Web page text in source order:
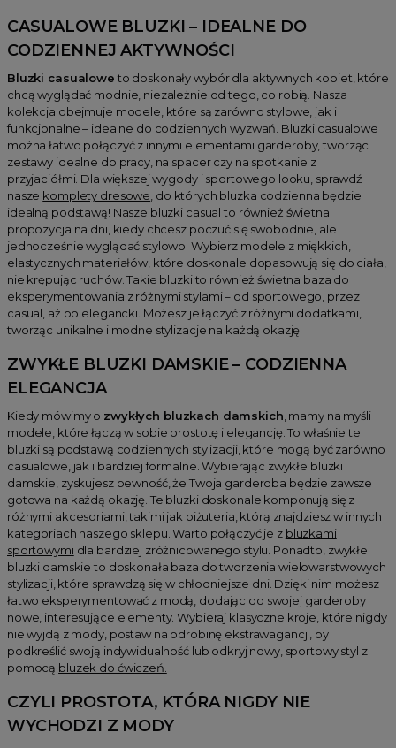
CASUALOWE BLUZKI – IDEALNE DO
CODZIENNEJ AKTYWNOŚCI
Bluzki casualowe to doskonały wybór dla aktywnych kobiet, które
chcą wyglądać modnie, niezależnie od tego, co robią. Nasza
kolekcja obejmuje modele, które są zarówno stylowe, jak i
funkcjonalne – idealne do codziennych wyzwań. Bluzki casualowe
można łatwo połączyć z innymi elementami garderoby, tworząc
zestawy idealne do pracy, na spacer czy na spotkanie z
przyjaciółmi. Dla większej wygody i sportowego looku, sprawdź
nasze komplety dresowe , do których bluzka codzienna będzie
idealną podstawą! Nasze bluzki casual to również świetna
propozycja na dni, kiedy chcesz poczuć się swobodnie, ale
jednocześnie wyglądać stylowo. Wybierz modele z miękkich,
elastycznych materiałów, które doskonale dopasowują się do ciała,
nie krępując ruchów. Takie bluzki to również świetna baza do
eksperymentowania z różnymi stylami – od sportowego, przez
casual, aż po elegancki. Możesz je łączyć z różnymi dodatkami,
tworząc unikalne i modne stylizacje na każdą okazję.
ZWYKŁE BLUZKI DAMSKIE – CODZIENNA
ELEGANCJA
Kiedy mówimy o zwykłych bluzkach damskich , mamy na myśli
modele, które łączą w sobie prostotę i elegancję. To właśnie te
bluzki są podstawą codziennych stylizacji, które mogą być zarówno
casualowe, jak i bardziej formalne. Wybierając zwykłe bluzki
damskie, zyskujesz pewność, że Twoja garderoba będzie zawsze
gotowa na każdą okazję. Te bluzki doskonale komponują się z
różnymi akcesoriami, takimi jak biżuteria, którą znajdziesz w innych
kategoriach naszego sklepu. Warto połączyć je z bluzkami
sportowymidla bardziej zróżnicowanego stylu. Ponadto, zwykłe
bluzki damskie to doskonała baza do tworzenia wielowarstwowych
stylizacji, które sprawdzą się w chłodniejsze dni. Dzięki nim możesz
łatwo eksperymentować z modą, dodając do swojej garderoby
nowe, interesujące elementy. Wybieraj klasyczne kroje, które nigdy
nie wyjdą z mody, postaw na odrobinę ekstrawagancji, by
podkreślić swoją indywidualność lub odkryj nowy, sportowy styl z
pomocą bluzek do ćwiczeń.
CZYLI PROSTOTA, KTÓRA NIGDY NIE
WYCHODZI Z MODY